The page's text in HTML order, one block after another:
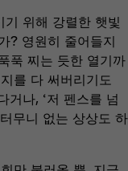
기 위해 강렬한 햇빛
? 영원히 줄어들지
푹 찌는 듯한 열기까
를 다 써버리기도
거나, ‘저 펜스를 넘
무니 없는 상상도 하